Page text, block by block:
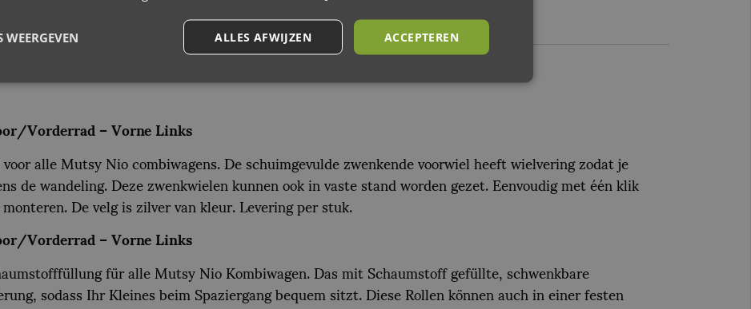
Beoordelingen (0)
Vorderrad – Vorne Links
alle Mutsy Nio combiwagens. De schuimgevulde zwenkende voorwiel heeft wielvering zodat je
wandeling. Deze zwenkwielen kunnen ook in vaste stand worden gezet. Eenvoudig met één klik
De velg is zilver van kleur. Levering per stuk.
Vorderrad – Vorne Links
für alle Mutsy Nio Kombiwagen. Das mit Schaumstoff gefüllte, schwenkbare
sodass Ihr Kleines beim Spaziergang bequem sitzt. Diese Rollen können auch in einer festen
ACCEPTEREN
ALLES AFWIJZEN
WEERGEVEN